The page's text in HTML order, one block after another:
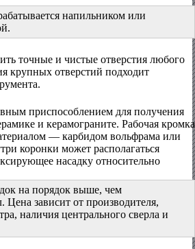
напильником или
точные и чистые отверстия любого
крупных отверстий подходит
приспособлением для получения
и керамограните. Рабочая кромка
— карбидом вольфрама или
коронки может располагаться
насадку относительно
на порядок выше, чем
Цена зависит от производителя,
наличия центрального сверла и